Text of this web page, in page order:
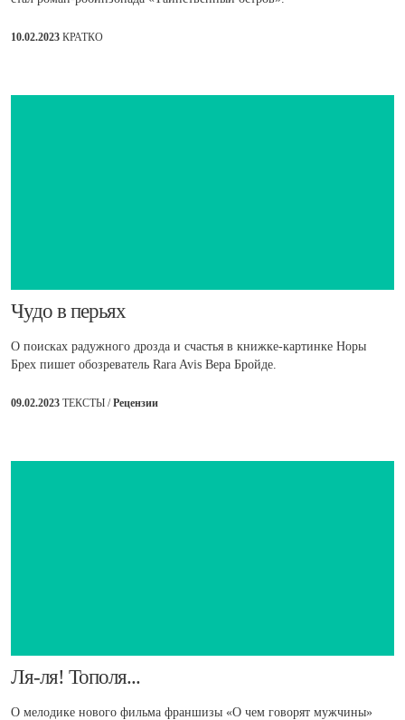
10.02.2023 КРАТКО
​Чудо в перьях
О поисках радужного дрозда и счастья в книжке-картинке Норы
Брех пишет обозреватель Rara Avis Вера Бройде.
09.02.2023 ТЕКСТЫ /Рецензии
​Ля-ля! Тополя...
О мелодике нового фильма франшизы «О чем говорят мужчины»